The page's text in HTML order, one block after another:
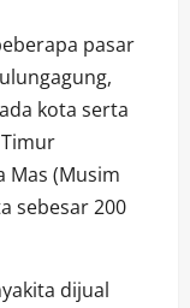
pasar
kota serta
Mas (Musim
sebesar 200
dijual